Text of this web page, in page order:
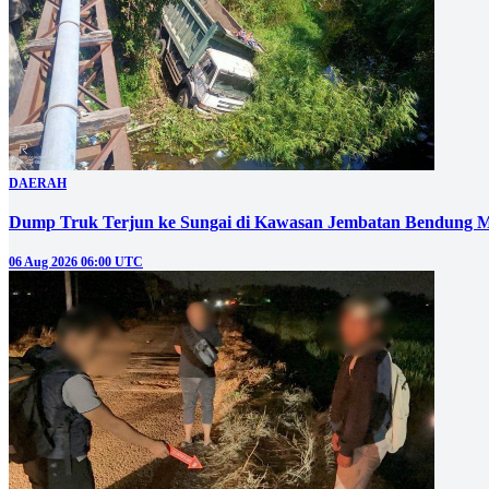
DAERAH
Dump Truk Terjun ke Sungai di Kawasan Jembatan Bendung
06 Aug 2026 06:00 UTC